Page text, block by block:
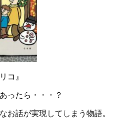
コ』
ったら・・・？
お話が実現してしまう物語。